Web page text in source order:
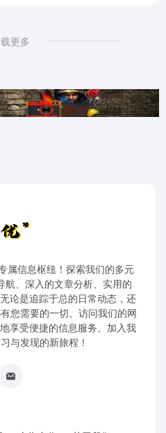
更多
属信息枢纽！探索我们的多元
航、深入的文章分析、实用的
论是追踪于总的日常动态，还
您需要的一切。访问我们的网
享受便捷的信息服务。加入我
与发现的新旅程！